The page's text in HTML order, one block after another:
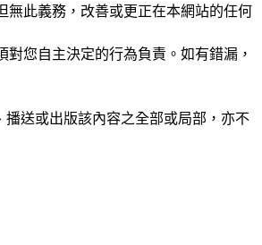
無此義務，改善或更正在本網站的任何
您自主決定的行為負責。如有錯漏，
播送或出版該內容之全部或局部，亦不